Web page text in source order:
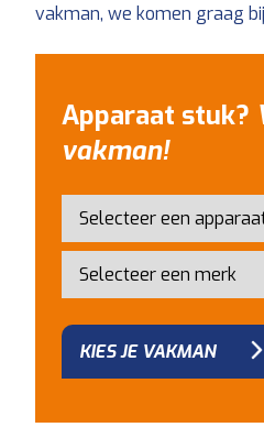
vakman, we komen graag
Apparaat stuk?
vakman!
KIES JE VAKMAN